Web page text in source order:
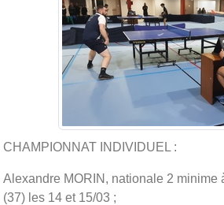
CHAMPIONNAT INDIVIDUEL :
Alexandre MORIN, nationale 2 minime
(37) les 14 et 15/03 ;